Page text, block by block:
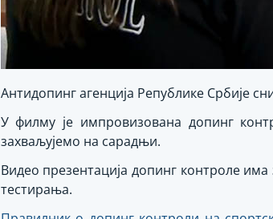
Антидопинг агенција Републике Србије
У филму је импровизована допинг
захваљујемо на сарадњи.
Видео презентација допинг контроле
тестирања.